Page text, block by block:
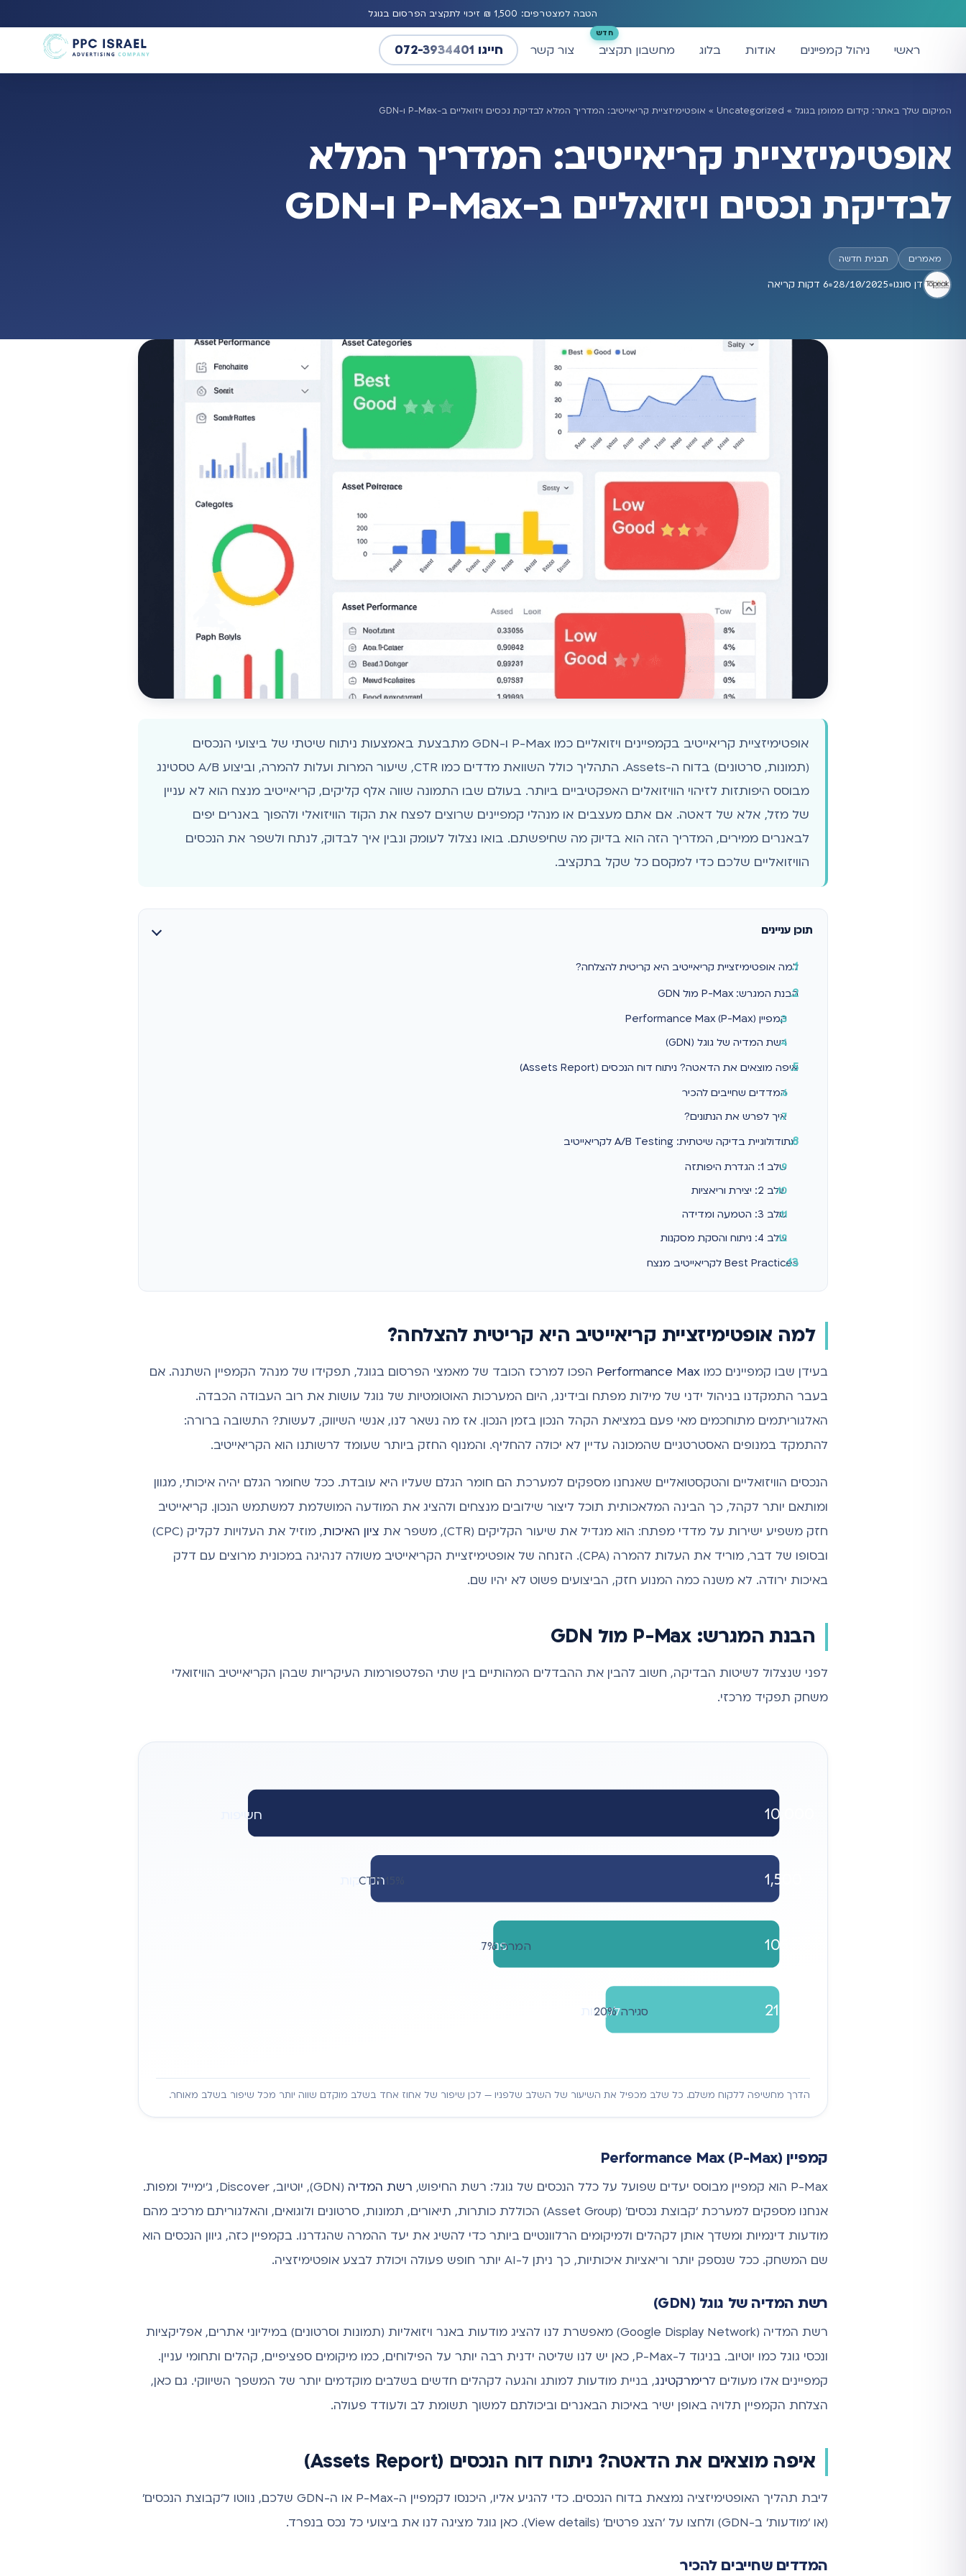
הטבה למצטרפים: 1,500 ₪ זיכוי לתקציב הפרסום בגוגל
חייגו 072-3934401 ראשי ניהול קמפיינים אודות בלוג מחשבון תקציב צור קשר
המיקום שלך באתר: קידום ממומן בגוגל »
Uncategorized
» אופטימיזציית קריאייטיב: המדריך המלא לבדיקת נכסים ויזואליים ב-P-Max ו-GDN
אופטימיזציית קריאייטיב: המדריך המלא
לבדיקת נכסים ויזואליים ב-P-Max ו-GDN
מאמרים תבנית חדשה
דן סונגו•
28/10/2025
•6 דקות קריאה
אופטימיזציית קריאייטיב בקמפיינים ויזואליים כמו P-Max ו-GDN מתבצעת באמצעות ניתוח שיטתי של ביצועי הנכסים
(תמונות, סרטונים) בדוח ה-Assets. התהליך כולל השוואת מדדים כמו CTR, שיעור המרות ועלות להמרה, וביצוע A/B טסטינג
מבוסס היפותזות לזיהוי הוויזואלים האפקטיביים ביותר. בעולם שבו התמונה שווה אלף קליקים, קריאייטיב מנצח הוא לא עניין
של מזל, אלא של דאטה. אם אתם מעצבים או מנהלי קמפיינים שרוצים לפצח את הקוד הוויזואלי ולהפוך באנרים יפים
לבאנרים ממירים, המדריך הזה הוא בדיוק מה שחיפשתם. בואו נצלול לעומק ונבין איך לבדוק, לנתח ולשפר את הנכסים
הוויזואליים שלכם כדי למקסם כל שקל בתקציב.
תוכן עניינים
למה אופטימיזציית קריאייטיב היא קריטית להצלחה?
הבנת המגרש: P-Max מול GDN
קמפיין Performance Max (P-Max)
רשת המדיה של גוגל (GDN)
איפה מוצאים את הדאטה? ניתוח דוח הנכסים (Assets Report)
המדדים שחייבים להכיר
איך לפרש את הנתונים?
מתודולוגיית בדיקה שיטתית: A/B Testing לקריאייטיב
שלב 1: הגדרת היפותזה
שלב 2: יצירת וריאציות
שלב 3: הטמעה ומדידה
שלב 4: ניתוח והסקת מסקנות
Best Practices לקריאייטיב מנצח
למה אופטימיזציית קריאייטיב היא קריטית להצלחה?
בעידן שבו קמפיינים כמו Performance Max הפכו למרכז הכובד של מאמצי הפרסום בגוגל, תפקידו של מנהל הקמפיין השתנה. אם
בעבר התמקדנו בניהול ידני של מילות מפתח ובידינג, היום המערכות האוטומטיות של גוגל עושות את רוב העבודה הכבדה.
האלגוריתמים מתוחכמים מאי פעם במציאת הקהל הנכון בזמן הנכון. אז מה נשאר לנו, אנשי השיווק, לעשות? התשובה ברורה:
להתמקד במנופים האסטרטגיים שהמכונה עדיין לא יכולה להחליף. והמנוף החזק ביותר שעומד לרשותנו הוא הקריאייטיב.
הנכסים הוויזואליים והטקסטואליים שאנחנו מספקים למערכת הם חומר הגלם שעליו היא עובדת. ככל שחומר הגלם יהיה איכותי, מגוון
ומותאם יותר לקהל, כך הבינה המלאכותית תוכל ליצור שילובים מנצחים ולהציג את המודעה המושלמת למשתמש הנכון. קריאייטיב
חזק משפיע ישירות על מדדי מפתח: הוא מגדיל את שיעור הקליקים (CTR), משפר את
ציון האיכות
, מוזיל את העלויות לקליק (CPC)
ובסופו של דבר, מוריד את העלות להמרה (CPA). הזנחה של אופטימיזציית הקריאייטיב משולה לנהיגה במכונית מרוצים עם דלק
באיכות ירודה. לא משנה כמה המנוע חזק, הביצועים פשוט לא יהיו שם.
הבנת המגרש: P-Max מול GDN
לפני שנצלול לשיטות הבדיקה, חשוב להבין את ההבדלים המהותיים בין שתי הפלטפורמות העיקריות שבהן הקריאייטיב הוויזואלי
משחק תפקיד מרכזי.
10,000 חשיפות
1,500 הקלקות
CTR 15%
105 פניותהמרה 7%
21 לקוחותסגירה 20%
הדרך מחשיפה ללקוח משלם. כל שלב מכפיל את השיעור של השלב שלפניו — לכן שיפור של אחוז אחד בשלב מוקדם שווה יותר מכל שיפור בשלב מאוחר.
קמפיין Performance Max (P-Max)
P-Max הוא קמפיין מבוסס יעדים שפועל על כלל הנכסים של גוגל: רשת החיפוש, רשת המדיה
(GDN), יוטיוב, Discover, ג'ימייל ומפות.
אנחנו מספקים למערכת 'קבוצת נכסים' (Asset Group) הכוללת כותרות, תיאורים, תמונות, סרטונים ולוגואים, והאלגוריתם מרכיב מהם
מודעות דינמיות ומשדך אותן לקהלים ולמיקומים הרלוונטיים ביותר כדי להשיג את יעד ההמרה שהגדרנו. בקמפיין כזה, גיוון הנכסים הוא
שם המשחק. ככל שנספק יותר וריאציות איכותיות, כך ניתן ל-AI יותר חופש פעולה ויכולת לבצע אופטימיזציה.
רשת המדיה של גוגל (GDN)
רשת המדיה (Google Display Network) מאפשרת לנו להציג מודעות באנר ויזואליות (תמונות וסרטונים) במיליוני אתרים, אפליקציות
ונכסי גוגל כמו יוטיוב. בניגוד ל-P-Max, כאן יש לנו שליטה ידנית רבה יותר על הפילוחים, כמו מיקומים ספציפיים, קהלים ותחומי עניין.
קמפיינים אלו מעולים לרימרקטינג, בניית מודעות למותג והגעה לקהלים חדשים בשלבים מוקדמים יותר של המשפך השיווקי. גם כאן,
הצלחת הקמפיין תלויה באופן ישיר באיכות הבאנרים וביכולתם למשוך תשומת לב ולעודד פעולה.
איפה מוצאים את הדאטה? ניתוח דוח הנכסים (Assets Report)
ליבת תהליך האופטימיזציה נמצאת בדוח הנכסים. כדי להגיע אליו, היכנסו לקמפיין ה-P-Max או ה-GDN שלכם, נווטו ל'קבוצת הנכסים'
(או 'מודעות' ב-GDN) ולחצו על 'הצג פרטים' (View details). כאן גוגל מציגה לנו את ביצועי כל נכס בנפרד.
המדדים שחייבים להכיר